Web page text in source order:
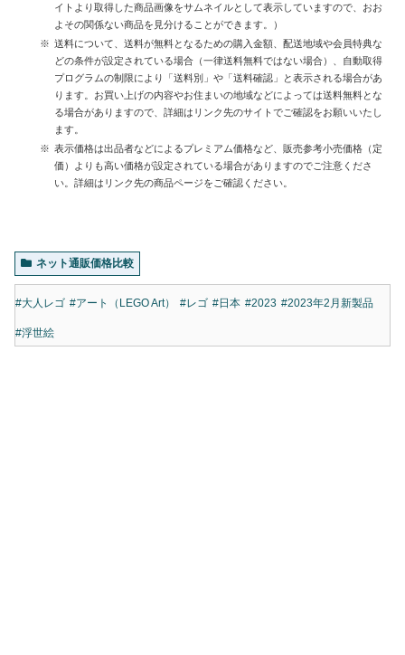
イトより取得した商品画像をサムネイルとして表示していますので、おお
よその関係ない商品を見分けることができます。）
送料について、送料が無料となるための購入金額、配送地域や会員特典な
どの条件が設定されている場合（一律送料無料ではない場合）、自動取得
プログラムの制限により「送料別」や「送料確認」と表示される場合があ
ります。お買い上げの内容やお住まいの地域などによっては送料無料とな
る場合がありますので、詳細はリンク先のサイトでご確認をお願いいたし
ます。
表示価格は出品者などによるプレミアム価格など、販売参考小売価格（定
価）よりも高い価格が設定されている場合がありますのでご注意くださ
い。詳細はリンク先の商品ページをご確認ください。
ネット通販価格比較
#大人レゴ #アート（LEGO Art） #レゴ #日本 #2023 #2023年2月新製品
#浮世絵